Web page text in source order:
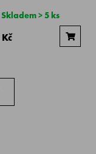
Skladem > 5 ks